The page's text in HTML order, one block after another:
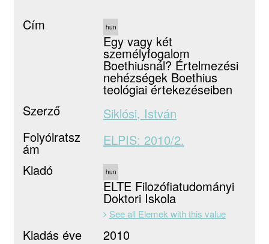
Cím hun
Egy vagy két
személyfogalom
Boethiusnál? Értelmezési
nehézségek Boethius
teológiai értekezéseiben
Szerző
Siklósi, István
Folyóiratsz
ám
ELPIS: 2010/2.
Kiadó
hun
ELTE Filozófiatudományi
Doktori Iskola
See all Elemek with this value
Kiadás éve
2010